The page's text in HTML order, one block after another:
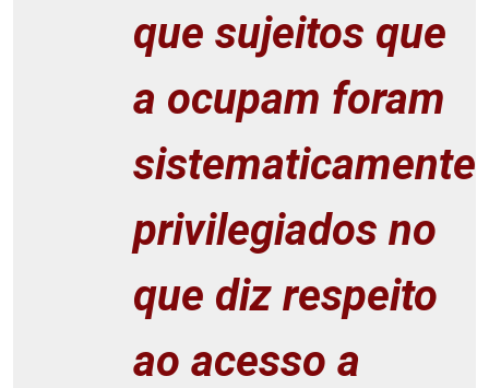
que sujeitos que
a ocupam foram
sistematicamente
privilegiados no
que diz respeito
ao acesso a